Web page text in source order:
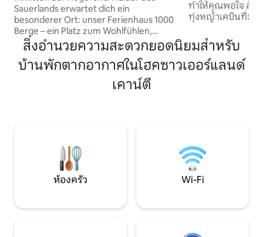
Sauerlands erwartet dich ein
besonderer Ort: unser Ferienhaus 1000
Berge – ein Platz zum Wohlfühlen,
Loslassen und Kraft tanken. Ob mit
Familie, Freunden oder auf vier Pfoten –
hier beginnt deine Auszeit. Starte den
Tag mit einer Wanderung durch die
Natur, entspanne am Abend im
ทำให้คุณพอใจ ล้อ
ทุ่งหญ้าเคบินที่มีเ
พักผ่อนเท่านั้น น
เหมาะสำหรับการ
Uplandsteig โดย
การเดินทางไปยัง
สิ่งอำนวยความสะดวกยอดนิยมสำหรับ
บ้านพักตากอากาศในโฮคซาวเออร์แลนด์
เคาน์ตี
ห้องครัว Wi-Fi